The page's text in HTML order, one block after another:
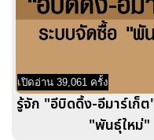
เปิดอ่าน 39,061 ครั้ง
รู้จัก "อีบิดดิ้ง-อีมาร์เก็
"พันธุ์ใหม่"